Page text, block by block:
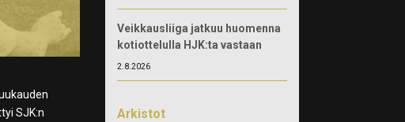
SJK:n
Veikkausliiga jatkuu huomenna
kotiottelulla HJK:ta vastaan
2.8.2026
Arkistot